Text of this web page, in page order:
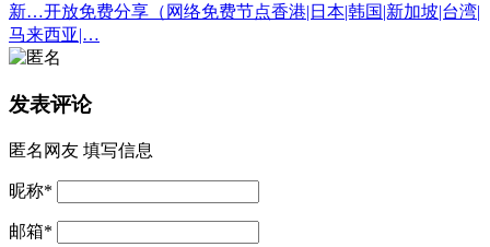
新…开放免费分享（网络免费节点香港|日本|韩国|新加坡|台湾|
马来西亚|…
发表评论
匿名网友 填写信息
昵称*
邮箱*